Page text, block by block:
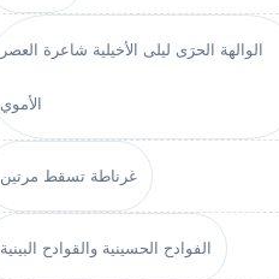
الوالهة الحرَى ليلى الأخيلية شاعرة العصر
الأموي
غرناطة تسقط مرتين
الفوادح الحسينية والقوادح البينية